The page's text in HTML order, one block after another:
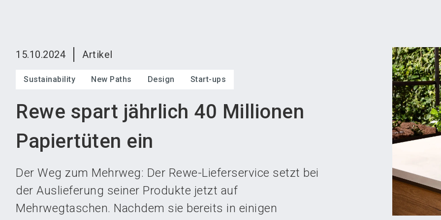
15.10.2024 Artikel
Sustainability New Paths Design Start-ups
Rewe spart jährlich 40 Millionen
Papiertüten ein
Der Weg zum Mehrweg: Der Rewe-Lieferservice setzt bei
der Auslieferung seiner Produkte jetzt auf
Mehrwegtaschen. Nachdem sie bereits in einigen